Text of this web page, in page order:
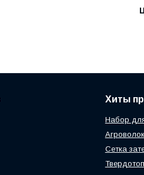
Хиты
Набор
Сетка